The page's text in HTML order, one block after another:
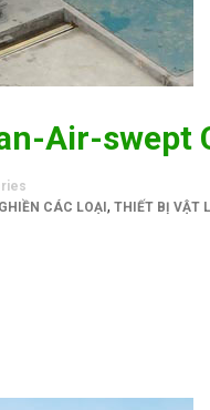
Air-swept
CÁC LOẠI , THIẾT BỊ VẬT